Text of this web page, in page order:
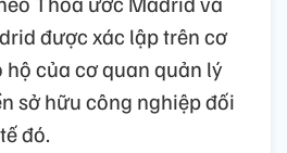
được xác lập trên cơ
của cơ quan quản lý
sở hữu công nghiệp đối
đó.